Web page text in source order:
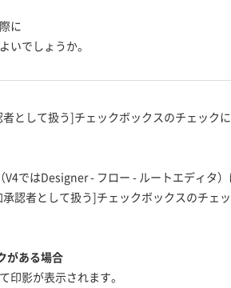
に
いでしょうか。
として扱う]チェックボックスのチェック
ではDesigner - フロー - ルートエディタ
認者として扱う]チェックボックスのチェッ
がある場合
影が表示されます。